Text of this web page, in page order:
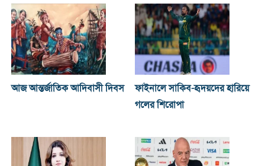
আজ আন্তর্জাতিক আদিবাসী দিবস
ফাইনালে সাকিব-হৃদয়দের হারিয়ে
গলের শিরোপা